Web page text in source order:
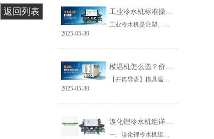
返回列表 工业冷水机标准操作规范及制冷量精准计算方法（选型+运维通用）
工业冷水机是注塑、模具、化工、电镀、新材料、新能源等工业生产中不可或缺的核心温控设备，主要用于设备恒温控温、快速吸收并带走生产工艺余热，稳定生产温度环境，保障产
2025-05-30
【开篇导语】模具温度直接影响产品良率、成型周期、变形缩水。不少企业采购模温机时，只对比价格，忽略机型匹配，最后出现升温慢、温度不均、频繁故障等问题。 今天广东久
2025-05-30
溴化锂冷水机组详细分类与冷冻水补水泵配置说明
一、溴化锂冷水机组主要分类方法 溴化锂冷水机组是依靠溴化锂水溶液实现吸收式制冷的中央空调主机，分类方式多样，不同分类对应不同热源、功能、效率与应用场景，主要分